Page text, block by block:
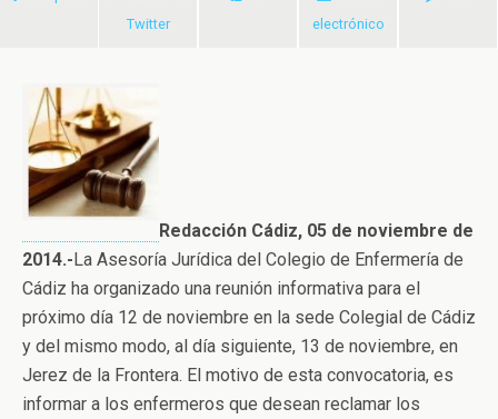
Twitter
electrónico
Redacción Cádiz, 05 de noviembre de
2014.-La Asesoría Jurídica del Colegio de Enfermería de
Cádiz ha organizado una reunión informativa para el
próximo día 12 de noviembre en la sede Colegial de Cádiz
y del mismo modo, al día siguiente, 13 de noviembre, en
Jerez de la Frontera. El motivo de esta convocatoria, es
informar a los enfermeros que desean reclamar los